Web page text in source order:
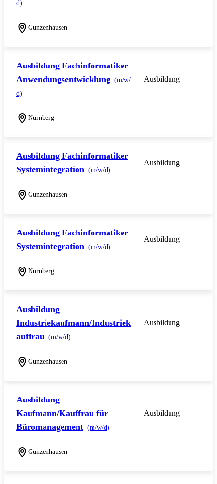
d)
Gunzenhausen
Ausbildung Fachinformatiker
Anwendungsentwicklung (m/w/
d)
Nürnberg
Ausbildung
Ausbildung Fachinformatiker
Systemintegration (m/w/d)
Gunzenhausen
Ausbildung
Ausbildung Fachinformatiker
Systemintegration (m/w/d)
Nürnberg
Ausbildung
Ausbildung
Industriekaufmann/Industriek
auffrau (m/w/d)
Gunzenhausen
Ausbildung
Ausbildung
Kaufmann/Kauffrau für
Büromanagement (m/w/d)
Gunzenhausen
Ausbildung